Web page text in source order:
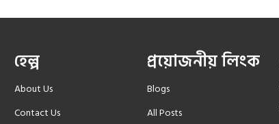
হেল্প
About Us
Contact Us
প্রয়োজনীয় লিংক
Blogs
All Posts